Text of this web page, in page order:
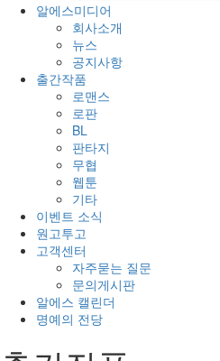
알에스미디어
회사소개
뉴스
공지사항
출간작품
로맨스
로판
BL
판타지
무협
웹툰
기타
이벤트 소식
원고투고
고객센터
자주묻는 질문
문의게시판
알에스 캘린더
명예의 전당